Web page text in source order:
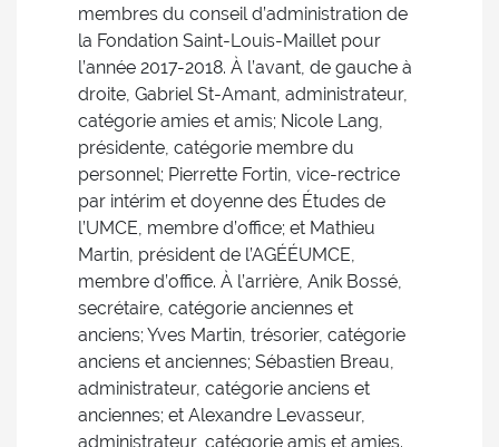
membres du conseil d’administration de
la Fondation Saint-Louis-Maillet pour
l’année 2017-2018. À l’avant, de gauche à
droite, Gabriel St-Amant, administrateur,
catégorie amies et amis; Nicole Lang,
présidente, catégorie membre du
personnel; Pierrette Fortin, vice-rectrice
par intérim et doyenne des Études de
l’UMCE, membre d’office; et Mathieu
Martin, président de l’AGÉÉUMCE,
membre d’office. À l’arrière, Anik Bossé,
secrétaire, catégorie anciennes et
anciens; Yves Martin, trésorier, catégorie
anciens et anciennes; Sébastien Breau,
administrateur, catégorie anciens et
anciennes; et Alexandre Levasseur,
administrateur, catégorie amis et amies.